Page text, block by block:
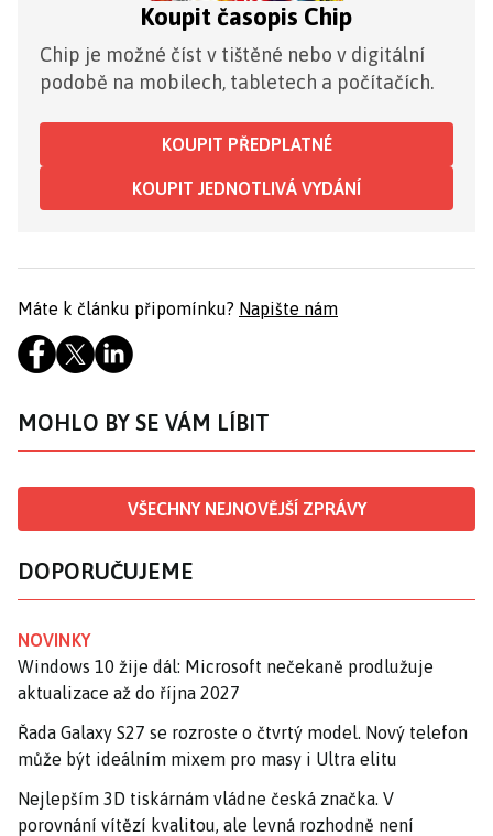
Koupit časopis Chip
Chip je možné číst v tištěné nebo v digitální
podobě na mobilech, tabletech a počítačích.
KOUPIT PŘEDPLATNÉ
KOUPIT JEDNOTLIVÁ VYDÁNÍ
Máte k článku připomínku? Napište nám
MOHLO BY SE VÁM LÍBIT
VŠECHNY NEJNOVĚJŠÍ ZPRÁVY
DOPORUČUJEME
NOVINKY
Windows 10 žije dál: Microsoft nečekaně prodlužuje
aktualizace až do října 2027
Řada Galaxy S27 se rozroste o čtvrtý model. Nový telefon
může být ideálním mixem pro masy i Ultra elitu
Nejlepším 3D tiskárnám vládne česká značka. V
porovnání vítězí kvalitou, ale levná rozhodně není